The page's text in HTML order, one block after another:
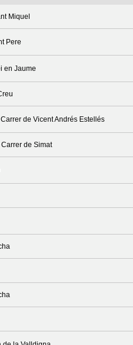
Miquel
Pere
en Jaume
de Vicent Andrés Estellés
de Simat